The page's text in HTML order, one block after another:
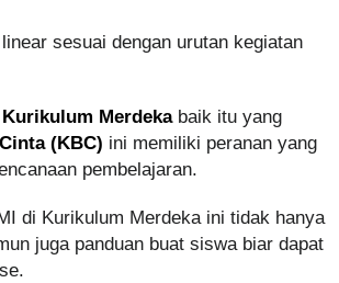
sesuai dengan urutan kegiatan
Merdekabaik itu yang
(KBC) ini memiliki peranan yang
pembelajaran.
di Kurikulum Merdeka ini tidak hanya
juga panduan buat siswa biar dapat